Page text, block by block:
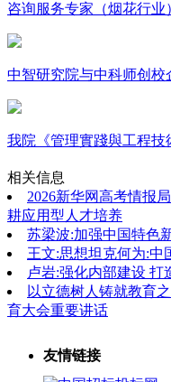
咨询服务专家（烟花行
中智研究院与中科师创
我院《管理實踐與工程技
相关信息
2026新华网高考情报
耕应用型人才培养
苏梁波:加强中国特色
王文:思想坦克何为:中
卢岩:强化内部建设 打
以立德树人铸就教育
育大会重要讲话
友情链接